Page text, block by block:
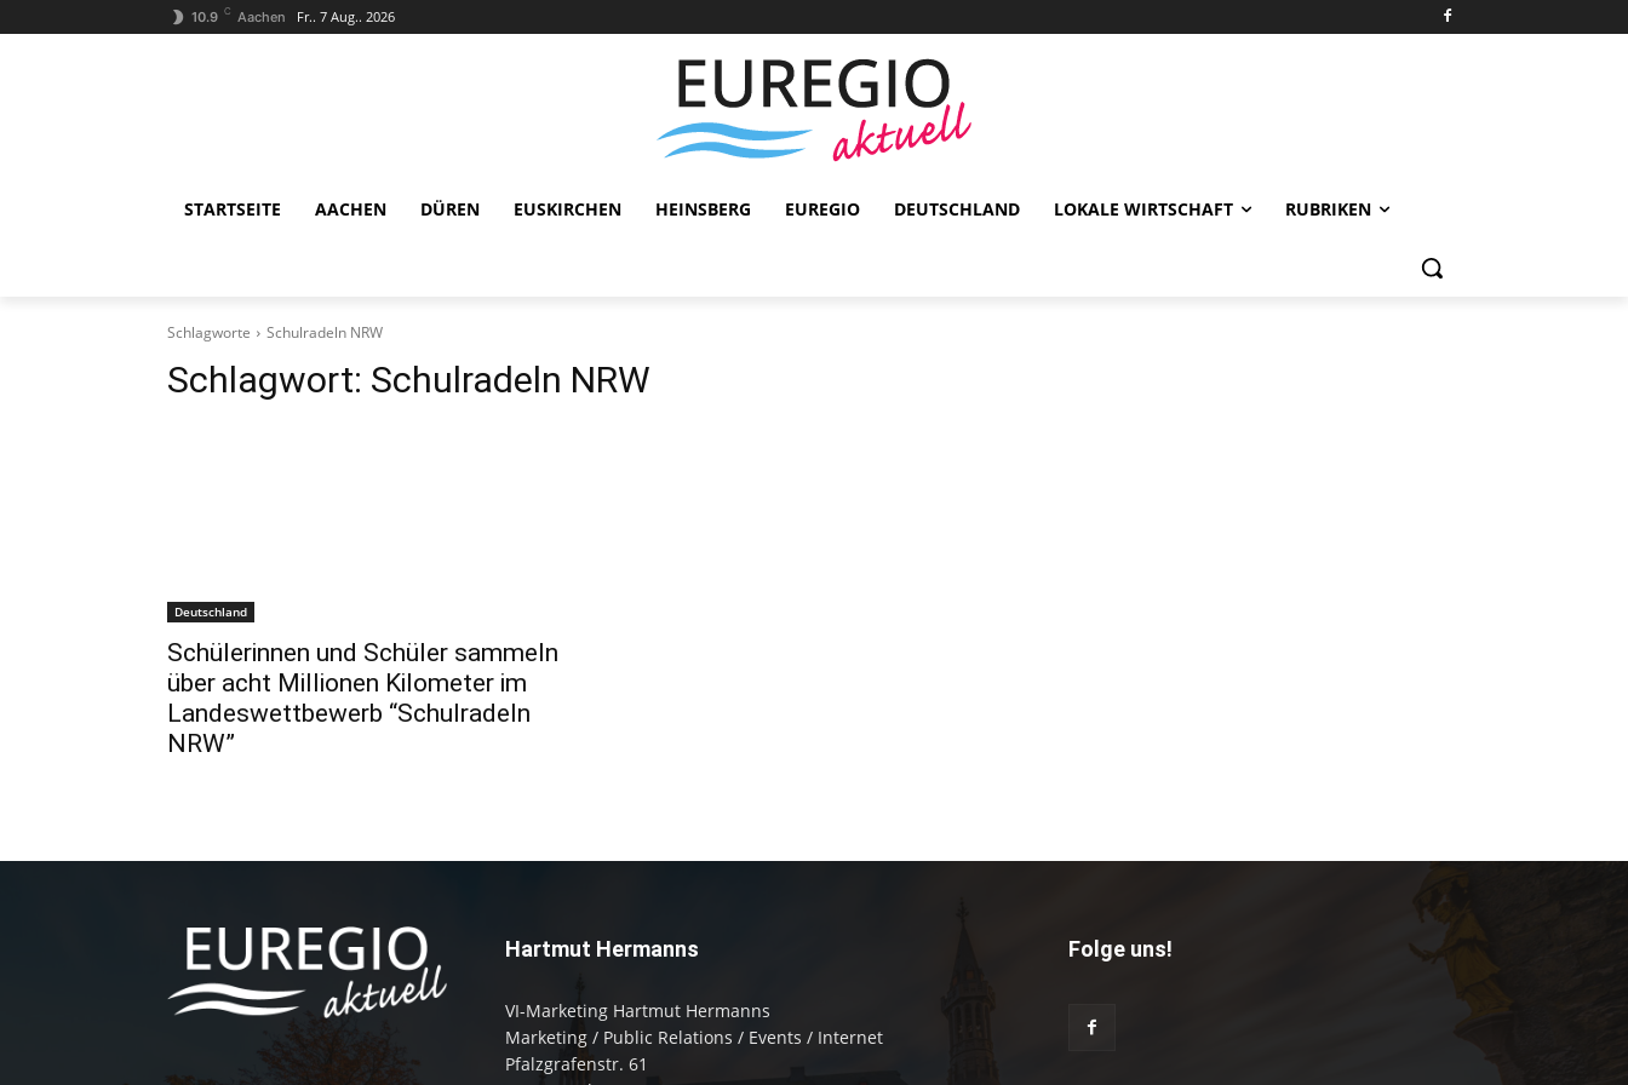
10.9 C Aachen Fr.. 7 Aug.. 2026
STARTSEITE AACHEN DÜREN EUSKIRCHEN HEINSBERG EUREGIO DEUTSCHLAND LOKALE WIRTSCHAFT RUBRIKEN
Schlagworte Schulradeln NRW
Schlagwort: Schulradeln NRW
Deutschland
Schülerinnen und Schüler sammeln
über acht Millionen Kilometer im
Landeswettbewerb “Schulradeln
NRW”
Hartmut Hermanns
VI-Marketing Hartmut Hermanns
Marketing / Public Relations / Events / Internet
Pfalzgrafenstr. 61
Folge uns!